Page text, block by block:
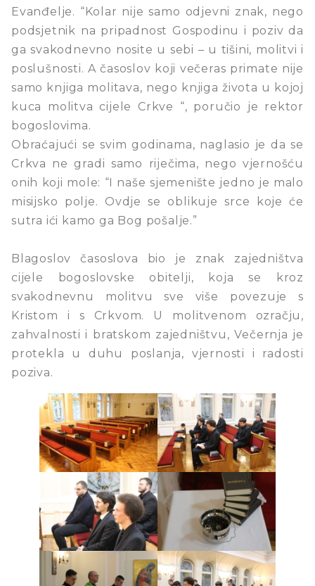
Evanđelje. “Kolar nije samo odjevni znak, nego
podsjetnik na pripadnost Gospodinu i poziv da
ga svakodnevno nosite u sebi – u tišini, molitvi i
poslušnosti. A časoslov koji večeras primate nije
samo knjiga molitava, nego knjiga života u kojoj
kuca molitva cijele Crkve “, poručio je rektor
bogoslovima.
Obraćajući se svim godinama, naglasio je da se
Crkva ne gradi samo riječima, nego vjernošću
onih koji mole: “I naše sjemenište jedno je malo
misijsko polje. Ovdje se oblikuje srce koje će
sutra ići kamo ga Bog pošalje.”
Blagoslov časoslova bio je znak zajedništva
cijele bogoslovske obitelji, koja se kroz
svakodnevnu molitvu sve više povezuje s
Kristom i s Crkvom. U molitvenom ozračju,
zahvalnosti i bratskom zajedništvu, Večernja je
protekla u duhu poslanja, vjernosti i radosti
poziva.